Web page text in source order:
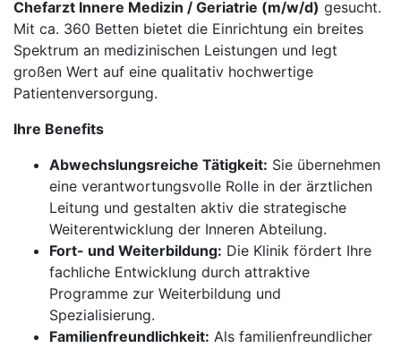
Chefarzt Innere Medizin / Geriatrie (m/w/d) gesucht.
Mit ca. 360 Betten bietet die Einrichtung ein breites
Spektrum an medizinischen Leistungen und legt
großen Wert auf eine qualitativ hochwertige
Patientenversorgung.
Ihre Benefits
Abwechslungsreiche Tätigkeit: Sie übernehmen
eine verantwortungsvolle Rolle in der ärztlichen
Leitung und gestalten aktiv die strategische
Weiterentwicklung der Inneren Abteilung.
Fort- und Weiterbildung: Die Klinik fördert Ihre
fachliche Entwicklung durch attraktive
Programme zur Weiterbildung und
Spezialisierung.
Familienfreundlichkeit: Als familienfreundlicher